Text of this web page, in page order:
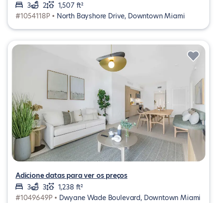
3
2
1,507 ft²
#1054118P • North Bayshore Drive, Downtown Miami
Adicione datas para ver os preços
3
3
1,238 ft²
#1049649P • Dwyane Wade Boulevard, Downtown Miami